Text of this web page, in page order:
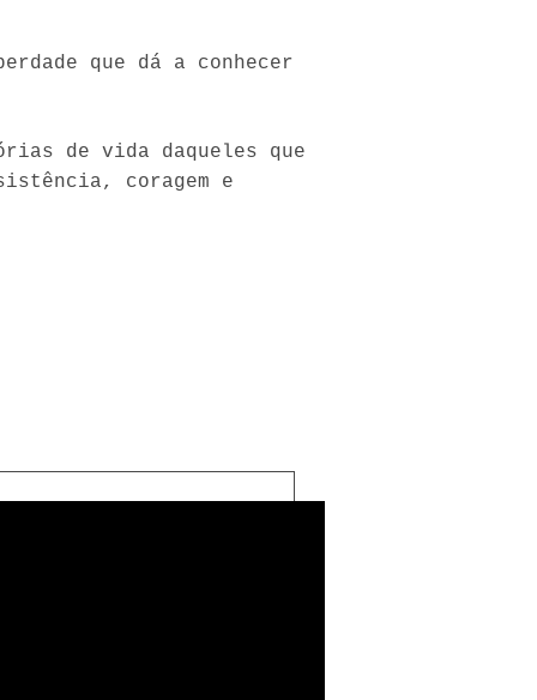
que dá a conhecer
de vida daqueles que
coragem e